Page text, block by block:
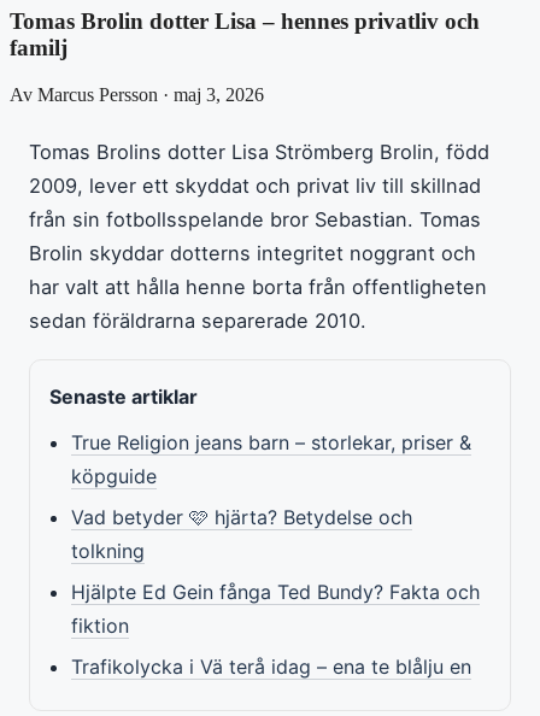
Tomas Brolin dotter Lisa – hennes privatliv och
familj
Av Marcus Persson · maj 3, 2026
Tomas Brolins dotter Lisa Strömberg Brolin, född
2009, lever ett skyddat och privat liv till skillnad
från sin fotbollsspelande bror Sebastian. Tomas
Brolin skyddar dotterns integritet noggrant och
har valt att hålla henne borta från offentligheten
sedan föräldrarna separerade 2010.
Senaste artiklar
True Religion jeans barn – storlekar, priser &
köpguide
Vad betyder 🩷 hjärta? Betydelse och
tolkning
Hjälpte Ed Gein fånga Ted Bundy? Fakta och
fiktion
Trafikolycka i Vä terå idag – ena te blålju en